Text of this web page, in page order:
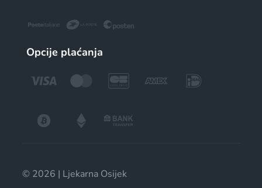
Opcije plaćanja
© 2026 | Ljekarna Osijek